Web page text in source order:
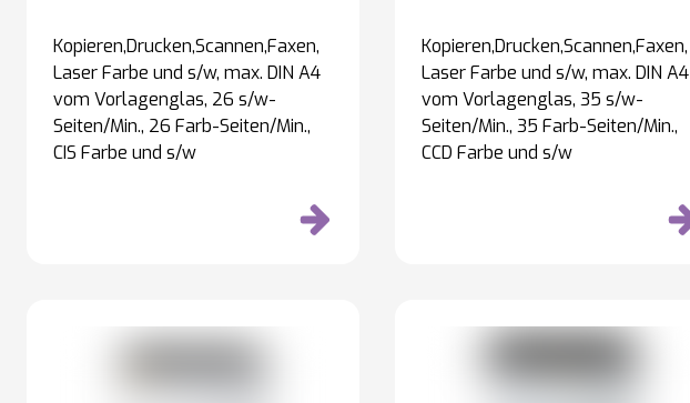
Kopieren,Drucken,Scannen,Faxen,
Laser Farbe und s/w, max. DIN A4
vom Vorlagenglas, 26 s/w-
Seiten/Min., 26 Farb-Seiten/Min.,
CIS Farbe und s/w
Kopieren,Drucken,Scannen,Faxen,
Laser Farbe und s/w, max. DIN A4
vom Vorlagenglas, 35 s/w-
Seiten/Min., 35 Farb-Seiten/Min.,
CCD Farbe und s/w